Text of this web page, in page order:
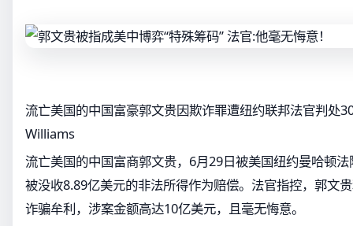
流亡美国的中国富豪郭文贵因欺诈罪遭纽约联邦法官判处
Williams
流亡美国的中国富商郭文贵，6月29日被美国纽约曼哈顿
被没收8.89亿美元的非法所得作为赔偿。法官指控，郭文
诈骗牟利，涉案金额高达10亿美元，且毫无悔意。